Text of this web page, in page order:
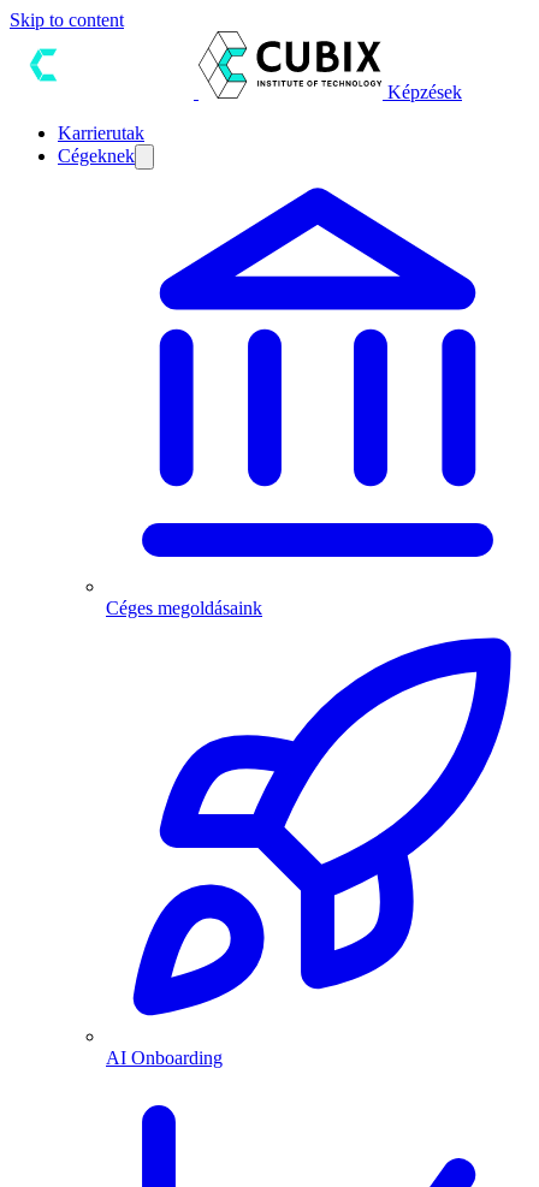
Skip to content
Képzések
Karrierutak
Cégeknek
Céges megoldásaink
AI Onboarding